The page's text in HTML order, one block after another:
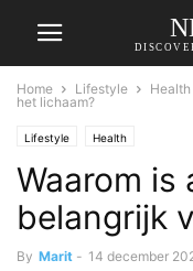
Home Lifestyle Health
het lichaam?
Lifestyle Health
Waarom is
belangrijk
By Marit - 14 december